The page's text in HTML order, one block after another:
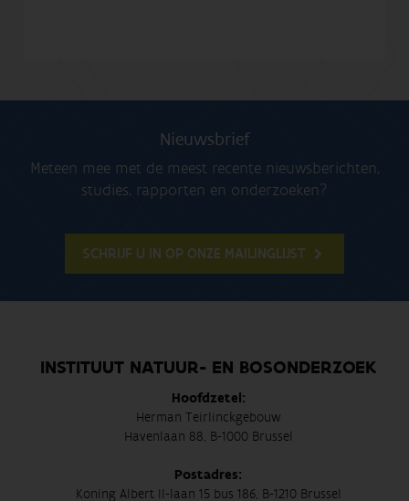
Nieuwsbrief
Meteen mee met de meest recente nieuwsberichten,
studies, rapporten en onderzoeken?
SCHRIJF U IN OP ONZE MAILINGLIJST
INSTITUUT NATUUR- EN BOSONDERZOEK
Hoofdzetel:
Herman Teirlinckgebouw
Havenlaan 88, B-1000 Brussel
Postadres:
Koning Albert II-laan 15 bus 186, B-1210 Brussel